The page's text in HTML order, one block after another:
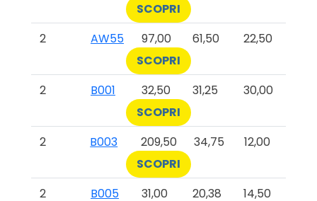
SCOPRI
2
AW55 97,00 61,50
22,50
SCOPRI
2
B001 32,50 31,25
30,00
SCOPRI
2
B003 209,50 34,75
12,00
SCOPRI
2
B005 31,00 20,38
14,50